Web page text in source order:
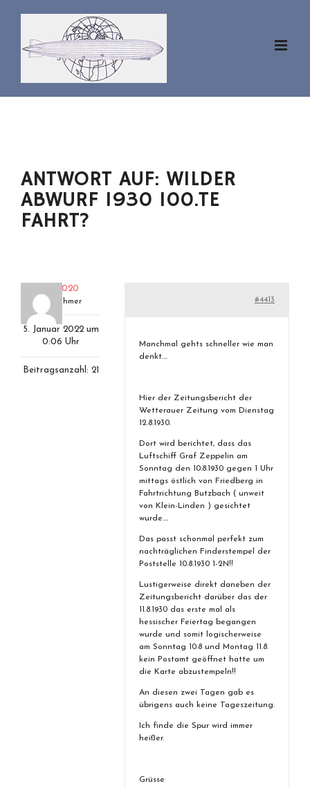
springen
ANTWORT AUF: WILDER
ABWURF 1930 100.TE
FAHRT?
zeppl2020
Teilnehmer
5. Januar 2022 um
0:06 Uhr
Beitragsanzahl: 21
#4413
Manchmal gehts schneller wie man
denkt….
Hier der Zeitungsbericht der
Wetterauer Zeitung vom Dienstag
12.8.1930.
Dort wird berichtet, dass das
Luftschiff Graf Zeppelin am
Sonntag den 10.8.1930 gegen 1 Uhr
mittags östlich von Friedberg in
Fahrtrichtung Butzbach ( unweit
von Klein-Linden ) gesichtet
wurde….
Das passt schonmal perfekt zum
nachträglichen Finderstempel der
Poststelle 10.8.1930 1-2N!!
Lustigerweise direkt daneben der
Zeitungsbericht darüber das der
11.8.1930 das erste mal als
hessischer Feiertag begangen
wurde und somit logischerweise
am Sonntag 10.8 und Montag 11.8.
kein Postamt geöffnet hatte um
die Karte abzustempeln!!
An diesen zwei Tagen gab es
übrigens auch keine Tageszeitung.
Ich finde die Spur wird immer
heißer.
Grüsse